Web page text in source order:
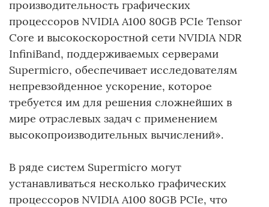
производительность графических
процессоров NVIDIA A100 80GB PCIe Tensor
Core и высокоскоростной сети NVIDIA NDR
InfiniBand, поддерживаемых серверами
Supermicro, обеспечивает исследователям
непревзойденное ускорение, которое
требуется им для решения сложнейших в
мире отраслевых задач с применением
высокопроизводительных вычислений».
В ряде систем Supermicro могут
устанавливаться несколько графических
процессоров NVIDIA A100 80GB PCIe, что